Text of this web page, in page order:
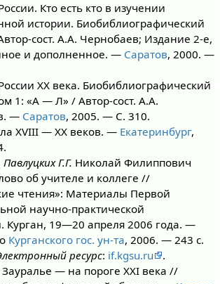
Кто есть кто в изучении
истории. Биобиблиографический
сост. А.А. Чернобаев; Издание 2-е,
и дополненное. — Саратов, 2000. —
XX века. Биобиблиографический
1: «А — Л» / Автор-сост. А.А.
— Саратов, 2005. — С. 310.
XVIII — XX веков. — Екатеринбург,
Г.Г. Николай Филиппович
об учителе и коллеге //
чтения»: Материалы Первой
научно-практической
Курган, 19—20 апреля 2006 года. —
Курганского гос. ун-та, 2006. — 243 с.
ресурс: if.kgsu.ru
.
Зауралье — на пороге XXI века //